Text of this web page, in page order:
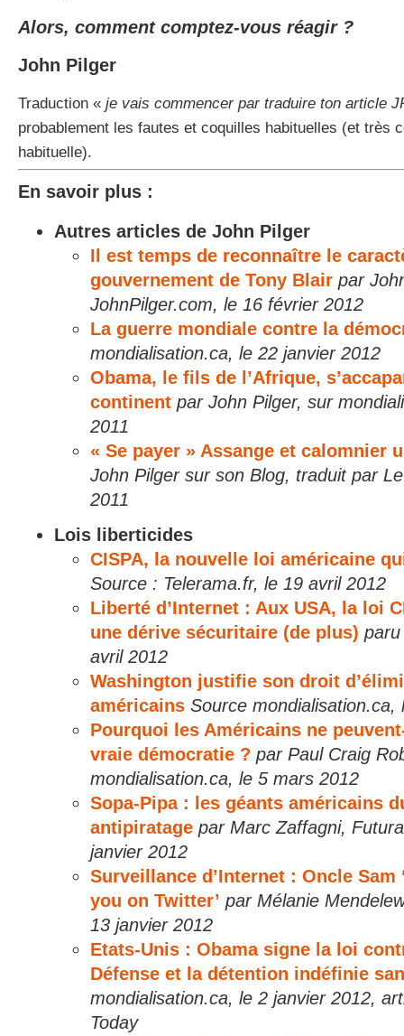
Alors, comment comptez-vous réagir ?
John Pilger
Traduction « je vais commencer par traduire ton article
probablement les fautes et coquilles habituelles (et très
habituelle).
En savoir plus :
Autres articles de John Pilger
Il est temps de reconnaître le
gouvernement de Tony Blair par
JohnPilger.com, le 16 février 2012
La guerre mondiale contre la
mondialisation.ca, le 22 janvier 2012
Obama, le fils de l’Afrique,
continent par John Pilger, sur
2011
« Se payer » Assange et calomnier
John Pilger sur son Blog, traduit par
2011
Lois liberticides
CISPA, la nouvelle loi américaine
Source : Telerama.fr, le 19 avril 2012
Liberté d’Internet : Aux USA, la loi
une dérive sécuritaire (de plus)
avril 2012
Washington justifie son droit
américains Source mondialisation.ca,
Pourquoi les Américains ne
vraie démocratie ? par Paul Craig
mondialisation.ca, le 5 mars 2012
Sopa-Pipa : les géants américains
antipiratage par Marc Zaffagni,
janvier 2012
Surveillance d’Internet : Oncle
you on Twitter’ par Mélanie
13 janvier 2012
Etats-Unis : Obama signe la loi
Défense et la détention indéfinie
mondialisation.ca, le 2 janvier 2012,
Today